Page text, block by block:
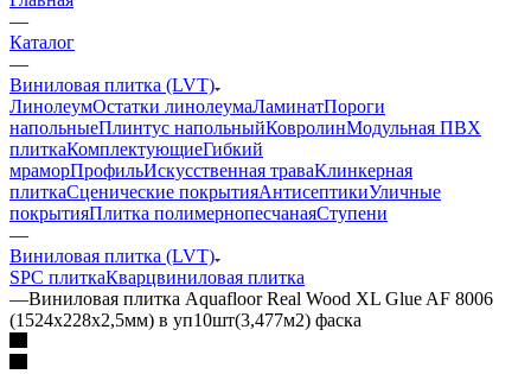
—
Каталог
—
Виниловая плитка (LVT)
ЛинолеумОстатки линолеумаЛаминатПороги
напольныеПлинтус напольныйКовролинМодульная ПВХ
плиткаКомплектующиеГибкий
мраморПрофильИскусственная траваКлинкерная
плиткаСценические покрытияАнтисептикиУличные
покрытияПлитка полимернопесчанаяСтупени
—
Виниловая плитка (LVT)
SPC плиткаКварцвиниловая плитка
—Виниловая плитка Aquafloor Real Wood XL Glue AF 8006
(1524х228х2,5мм) в уп10шт(3,477м2) фаска